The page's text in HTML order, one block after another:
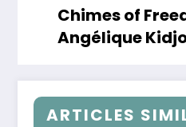
Chimes of
Angélique
ARTICLES